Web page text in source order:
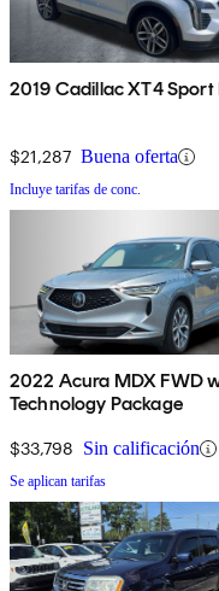
2019 Cadillac XT4 Sport
$21,287 Buena oferta
Incluye tarifas de conc.
2022 Acura MDX FWD
Technology Package
$33,798 Sin calificación
Se aplican tarifas